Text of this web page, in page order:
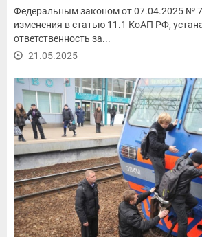
Федеральным законом от 07.04.2025 №
изменения в статью 11.1 КоАП РФ,
ответственность за...
21.05.2025